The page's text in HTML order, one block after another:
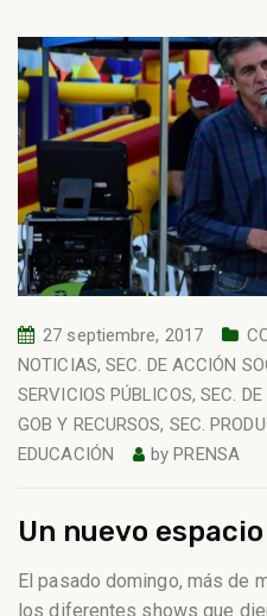
27 septiembre, 2017
NOTICIAS,SEC. DE ACCIÓN
SERVICIOS PÚBLICOS,SEC.
GOB Y RECURSOS, SEC.
EDUCACIÓN
byPRENSA
Un nuevo
El pasado domingo, más de
los diferentes shows que